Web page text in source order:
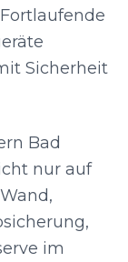
Sicherheit
Bad
nur auf
im